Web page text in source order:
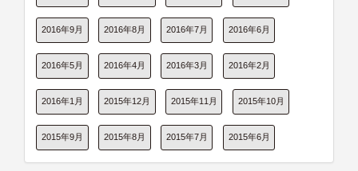
2016年9月 2016年8月 2016年7月 2016年6月
2016年5月 2016年4月 2016年3月 2016年2月
2016年1月 2015年12月 2015年11月 2015年10月
2015年9月 2015年8月 2015年7月 2015年6月